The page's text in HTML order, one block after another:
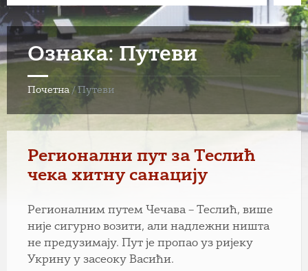
Ознака:Путеви
Почетна /Путеви
Регионални пут за Теслић
чека хитну санацију
Регионалним путем Чечава – Теслић, више
није сигурно возити, али надлежни ништа
не предузимају. Пут је пропао уз ријеку
Укрину у засеоку Васићи.